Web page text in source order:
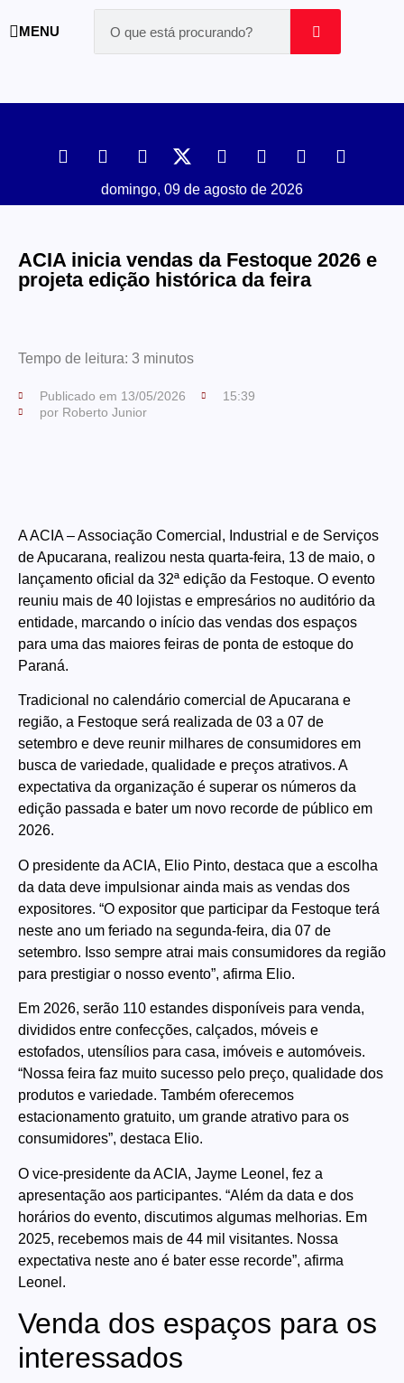
MENU
domingo, 09 de agosto de 2026
ACIA inicia vendas da Festoque 2026 e
projeta edição histórica da feira
Tempo de leitura: 3 minutos
Publicado em 13/05/2026
15:39
por Roberto Junior
A ACIA – Associação Comercial, Industrial e de Serviços
de Apucarana, realizou nesta quarta-feira, 13 de maio, o
lançamento oficial da 32ª edição da Festoque. O evento
reuniu mais de 40 lojistas e empresários no auditório da
entidade, marcando o início das vendas dos espaços
para uma das maiores feiras de ponta de estoque do
Paraná.
Tradicional no calendário comercial de Apucarana e
região, a Festoque será realizada de 03 a 07 de
setembro e deve reunir milhares de consumidores em
busca de variedade, qualidade e preços atrativos. A
expectativa da organização é superar os números da
edição passada e bater um novo recorde de público em
2026.
O presidente da ACIA, Elio Pinto, destaca que a escolha
da data deve impulsionar ainda mais as vendas dos
expositores. “O expositor que participar da Festoque terá
neste ano um feriado na segunda-feira, dia 07 de
setembro. Isso sempre atrai mais consumidores da região
para prestigiar o nosso evento”, afirma Elio.
Em 2026, serão 110 estandes disponíveis para venda,
divididos entre confecções, calçados, móveis e
estofados, utensílios para casa, imóveis e automóveis.
“Nossa feira faz muito sucesso pelo preço, qualidade dos
produtos e variedade. Também oferecemos
estacionamento gratuito, um grande atrativo para os
consumidores”, destaca Elio.
O vice-presidente da ACIA, Jayme Leonel, fez a
apresentação aos participantes. “Além da data e dos
horários do evento, discutimos algumas melhorias. Em
2025, recebemos mais de 44 mil visitantes. Nossa
expectativa neste ano é bater esse recorde”, afirma
Leonel.
Venda dos espaços para os
interessados